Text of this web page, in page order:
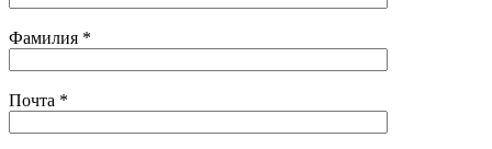
Фамилия *
Почта *